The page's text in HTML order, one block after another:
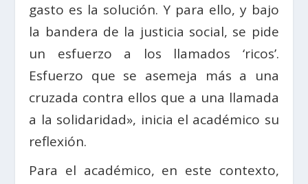
gasto es la solución. Y para ello, y bajo
la bandera de la justicia social, se pide
un esfuerzo a los llamados ‘ricos’.
Esfuerzo que se asemeja más a una
cruzada contra ellos que a una llamada
a la solidaridad», inicia el académico su
reflexión.
Para el académico, en este contexto,